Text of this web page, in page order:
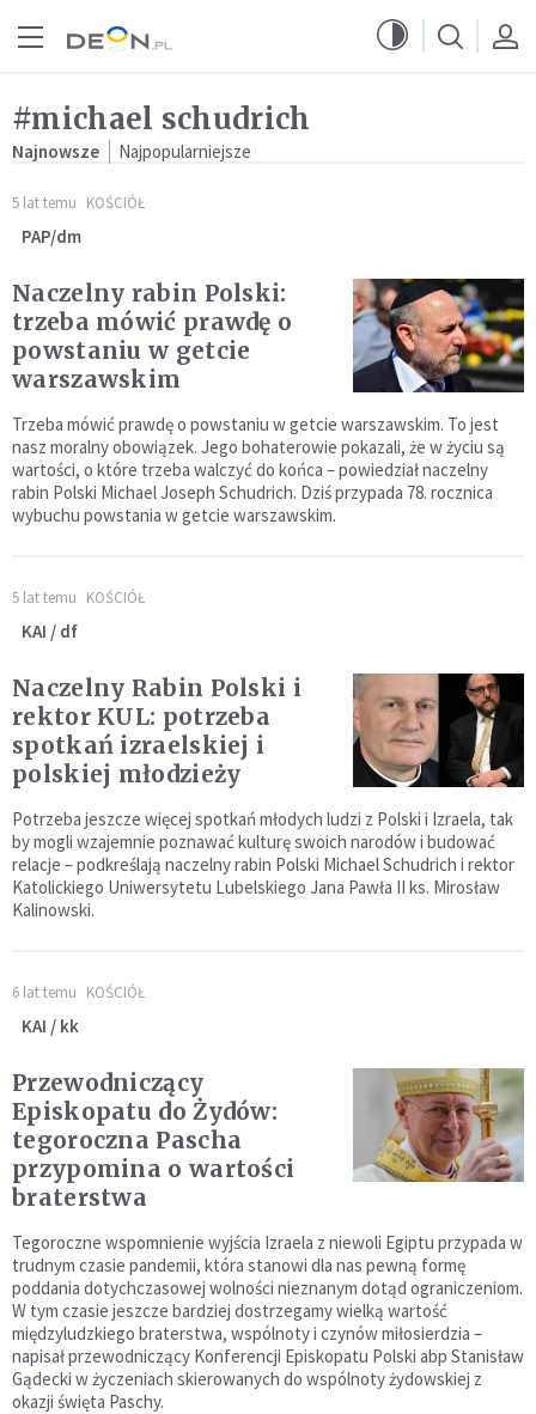
#michael schudrich
Najnowsze Najpopularniejsze
5 lat temu KOŚCIÓŁ
PAP/dm
Naczelny rabin Polski:
trzeba mówić prawdę o
powstaniu w getcie
warszawskim
Trzeba mówić prawdę o powstaniu w getcie warszawskim. To jest
nasz moralny obowiązek. Jego bohaterowie pokazali, że w życiu są
wartości, o które trzeba walczyć do końca – powiedział naczelny
rabin Polski Michael Joseph Schudrich. Dziś przypada 78. rocznica
wybuchu powstania w getcie warszawskim.
5 lat temu KOŚCIÓŁ
KAI / df
Naczelny Rabin Polski i
rektor KUL: potrzeba
spotkań izraelskiej i
polskiej młodzieży
Potrzeba jeszcze więcej spotkań młodych ludzi z Polski i Izraela, tak
by mogli wzajemnie poznawać kulturę swoich narodów i budować
relacje – podkreślają naczelny rabin Polski Michael Schudrich i rektor
Katolickiego Uniwersytetu Lubelskiego Jana Pawła II ks. Mirosław
Kalinowski.
6 lat temu KOŚCIÓŁ
KAI / kk
Przewodniczący
Episkopatu do Żydów:
tegoroczna Pascha
przypomina o wartości
braterstwa
Tegoroczne wspomnienie wyjścia Izraela z niewoli Egiptu przypada w
trudnym czasie pandemii, która stanowi dla nas pewną formę
poddania dotychczasowej wolności nieznanym dotąd ograniczeniom.
W tym czasie jeszcze bardziej dostrzegamy wielką wartość
międzyludzkiego braterstwa, wspólnoty i czynów miłosierdzia –
napisał przewodniczący Konferencji Episkopatu Polski abp Stanisław
Gądecki w życzeniach skierowanych do wspólnoty żydowskiej z
okazji święta Paschy.